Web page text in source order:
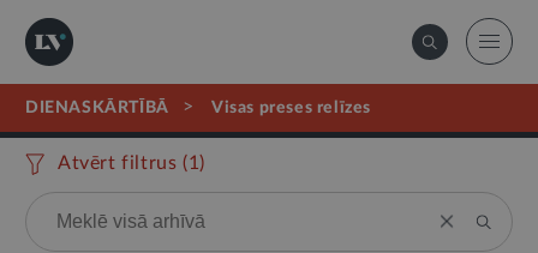
DIENASKĀRTĪBĀ > visas preses relīzes
Atvērt filtrus (1 )